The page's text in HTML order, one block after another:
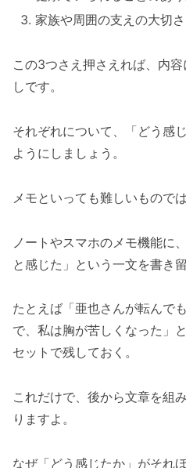
家族や周囲の支えの大切さ
この3つさえ押さえれば、内
しです。
それぞれについて、「どう感
ようにしましょう。
メモといっても難しいもので
ノートやスマホのメモ機能
と感じた」という一文を書き
たとえば「亜也さんが転んで
で、私は胸が苦しくなった」
セットで残しておく。
これだけで、後から文章を組
りますよ。
なぜ「どう感じたか」がそれ